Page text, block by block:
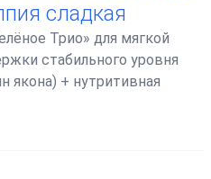
сладкая
Трио» для мягкой
стабильного уровня
якона) + нутритивная